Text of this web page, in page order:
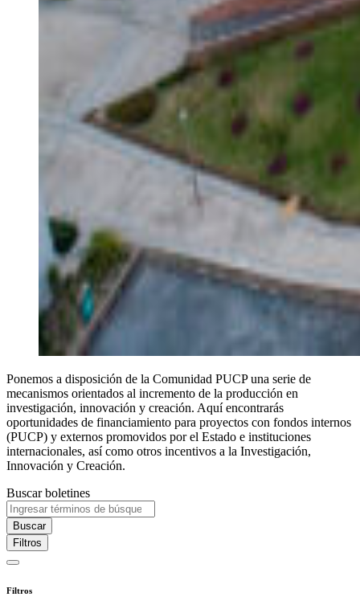
Ponemos a disposición de la Comunidad PUCP una serie de
mecanismos orientados al incremento de la producción en
investigación, innovación y creación. Aquí encontrarás
oportunidades de financiamiento para proyectos con fondos internos
(PUCP) y externos promovidos por el Estado e instituciones
internacionales, así como otros incentivos a la Investigación,
Innovación y Creación.
Buscar boletines
Buscar
Filtros
Filtros